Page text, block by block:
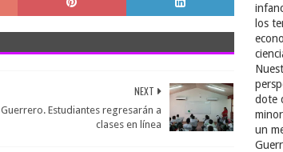
NEXT
Guerrero. Estudiantes regresarán a
clases en línea
los
dote
un